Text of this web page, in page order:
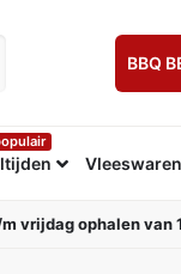
BBQ
Vleeswaren
vrijdag ophalen van